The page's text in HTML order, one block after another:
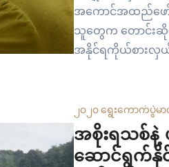
အကောင်အထည်ဖော်
သူတွေက တောင်းဆို
အနိုင်ရကိုယ်စားလှယ်
အမျိုးသမီးကိုယ်စ
၂၀၂၀ ရွေးကောက်ပွဲမ
အစိုးရသစ်နဲ့
ဆောင်ရွက်နို